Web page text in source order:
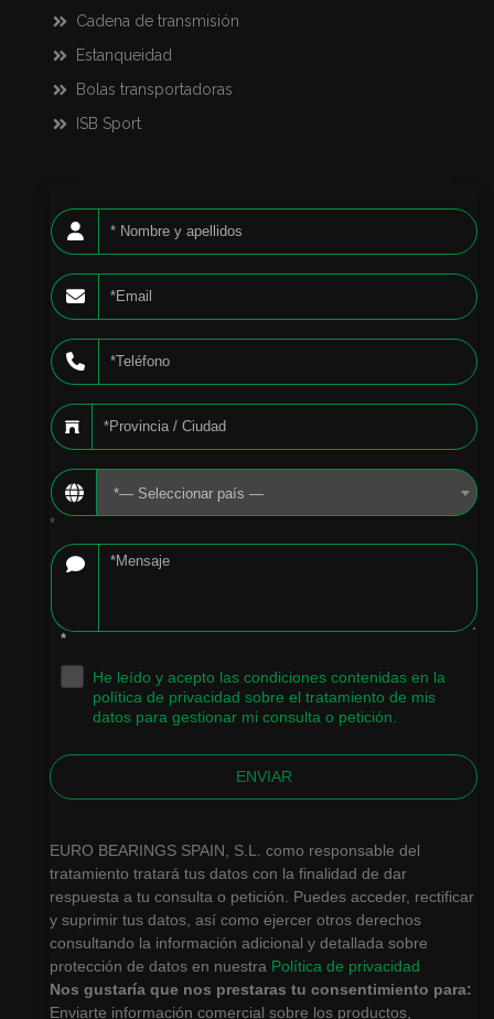
Cadena de transmisión
Estanqueidad
Bolas transportadoras
ISB Sport
*— Seleccionar país —
*
*
He leído y acepto las condiciones contenidas en la
política de privacidad sobre el tratamiento de mis
datos para gestionar mi consulta o petición.
ENVIAR
EURO BEARINGS SPAIN, S.L. como responsable del
tratamiento tratará tus datos con la finalidad de dar
respuesta a tu consulta o petición. Puedes acceder, rectificar
y suprimir tus datos, así como ejercer otros derechos
consultando la información adicional y detallada sobre
protección de datos en nuestra Política de privacidad
Nos gustaría que nos prestaras tu consentimiento para:
Enviarte información comercial sobre los productos,